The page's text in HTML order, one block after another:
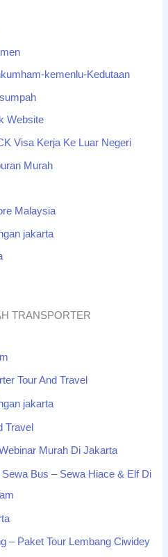
kemenlu-Kedutaan
Website
Visa Kerja Ke Luar Negeri
Murah
Malaysia
jakarta
TRANSPORTER
Tour And Travel
jakarta
Travel
Murah Di Jakarta
Bus – Sewa Hiace & Elf Di
– Paket Tour Lembang Ciwidey